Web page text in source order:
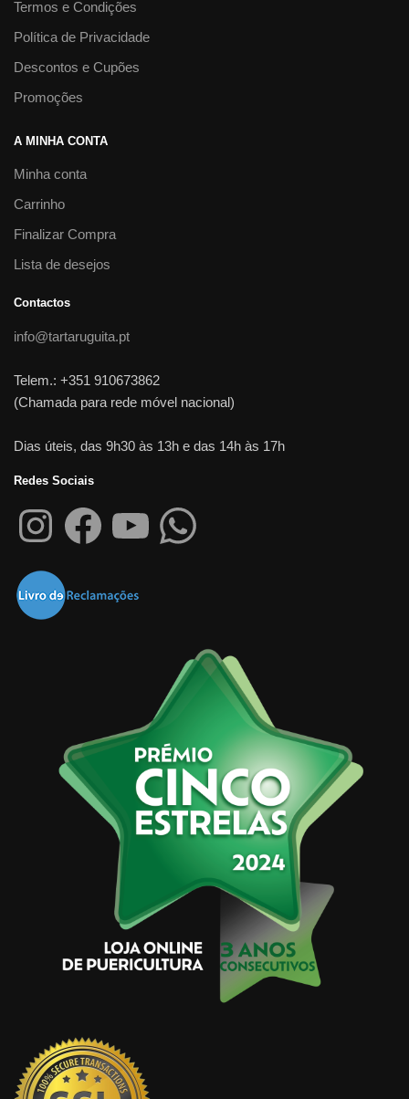
Termos e Condições
Política de Privacidade
Descontos e Cupões
Promoções
A MINHA CONTA
Minha conta
Carrinho
Finalizar Compra
Lista de desejos
Contactos
info@tartaruguita.pt
Telem.: +351 910673862
(Chamada para rede móvel nacional)
Dias úteis, das 9h30 às 13h e das 14h às 17h
Redes Sociais